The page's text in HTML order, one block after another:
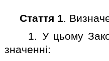
Стаття 1.
1. У цьому
значеннi: